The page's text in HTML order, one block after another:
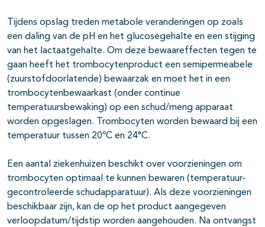
Tijdens opslag treden metabole veranderingen op zoals
een daling van de pH en het glucosegehalte en een stijging
van het lactaatgehalte. Om deze bewaareffecten tegen te
gaan heeft het trombocytenproduct een semipermeabele
(zuurstofdoorlatende) bewaarzak en moet het in een
trombocytenbewaarkast (onder continue
temperatuursbewaking) op een schud/meng apparaat
worden opgeslagen. Trombocyten worden bewaard bij een
temperatuur tussen 20ºC en 24°C.
Een aantal ziekenhuizen beschikt over voorzieningen om
trombocyten optimaal te kunnen bewaren (temperatuur-
gecontroleerde schudapparatuur). Als deze voorzieningen
beschikbaar zijn, kan de op het product aangegeven
verloopdatum/tijdstip worden aangehouden. Na ontvangst